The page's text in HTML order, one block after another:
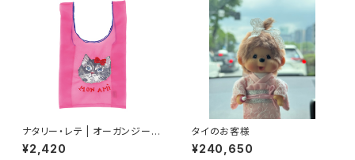
ナタリー・レテ | オーガンジーバ
ッグ S グレーキャット | Organd
y Bag S Gray cat
¥2,420
タイのお客様
¥240,650